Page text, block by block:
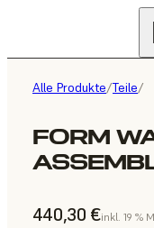
Alle Produkte/Teile/
FORM
440,30 €inkl. 19 %